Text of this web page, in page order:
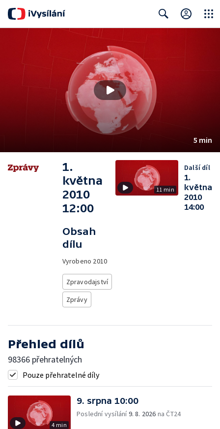
5 min
1.
května
2010
12:00
Obsah
dílu
Vyrobeno 2010
Zpravodajství
Zprávy
11 min
Další díl
1.
května
2010
14:00
Přehled dílů
98366 přehratelných
Pouze přehratelné díly
4 min
9. srpna 10:00
Poslední vysílání9. 8. 2026 na ČT24